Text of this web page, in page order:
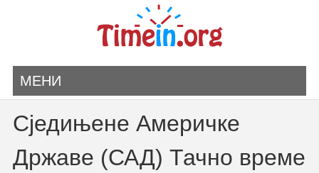
МЕНИ
Сједињене Америчке
Државе (САД) Тачно време